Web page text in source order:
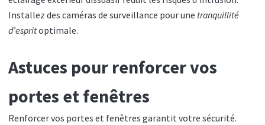
Installez des caméras de surveillance pour une tranquillité
d’espritoptimale.
Astuces pour renforcer vos
portes et fenêtres
Renforcer vos portes et fenêtres garantit votre sécurité.